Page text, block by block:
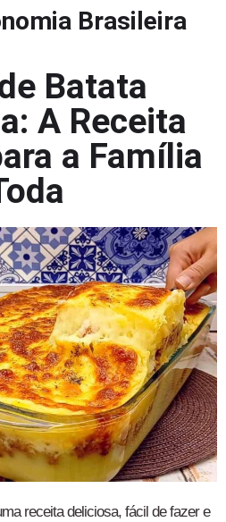
Brasileira
Batata
A Receita
a Família
receita deliciosa, fácil de fazer e